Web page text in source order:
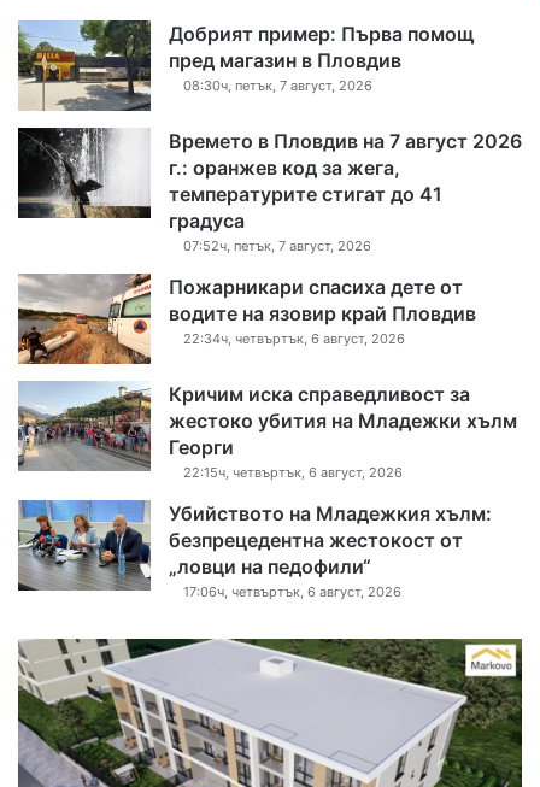
Добрият пример: Първа помощ
пред магазин в Пловдив
08:30ч, петък, 7 август, 2026
Времето в Пловдив на 7 август 2026
г.: оранжев код за жега,
температурите стигат до 41
градуса
07:52ч, петък, 7 август, 2026
Пожарникари спасиха дете от
водите на язовир край Пловдив
22:34ч, четвъртък, 6 август, 2026
Кричим иска справедливост за
жестоко убития на Младежки хълм
Георги
22:15ч, четвъртък, 6 август, 2026
Убийството на Младежкия хълм:
безпрецедентна жестокост от
„ловци на педофили“
17:06ч, четвъртък, 6 август, 2026